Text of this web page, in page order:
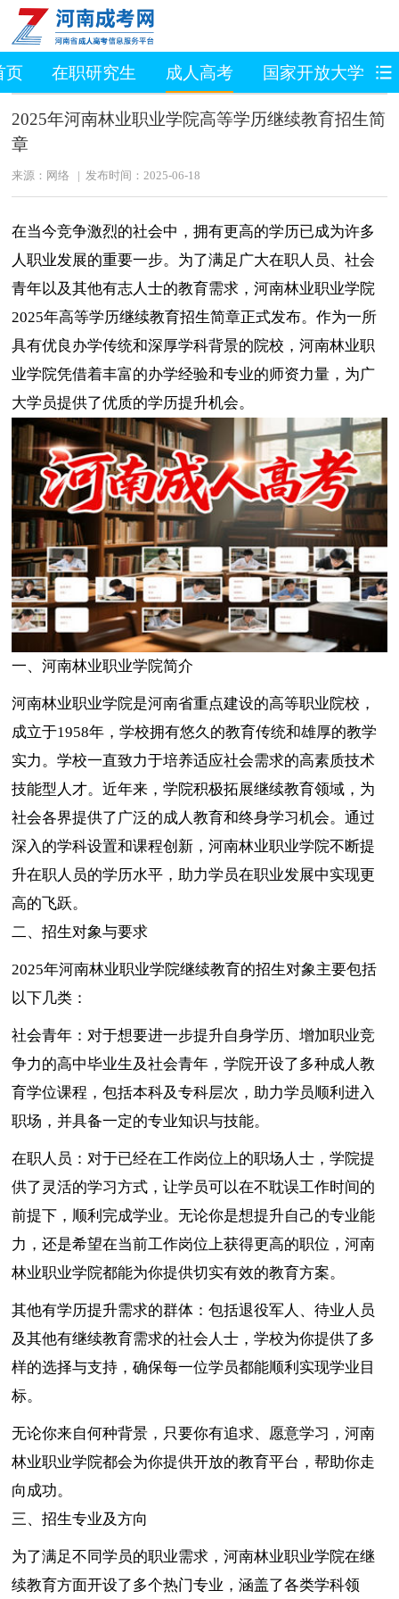
页 在职研究生 成人高考 国家开放大学
2025年河南林业职业学院高等学历继续教育招生简
章
来源：网络 | 发布时间：2025-06-18
在当今竞争激烈的社会中，拥有更高的学历已成为许多
人职业发展的重要一步。为了满足广大在职人员、社会
青年以及其他有志人士的教育需求，河南林业职业学院
2025年高等学历继续教育招生简章正式发布。作为一所
具有优良办学传统和深厚学科背景的院校，河南林业职
业学院凭借着丰富的办学经验和专业的师资力量，为广
大学员提供了优质的学历提升机会。
一、河南林业职业学院简介
河南林业职业学院是河南省重点建设的高等职业院校，
成立于1958年，学校拥有悠久的教育传统和雄厚的教学
实力。学校一直致力于培养适应社会需求的高素质技术
技能型人才。近年来，学院积极拓展继续教育领域，为
社会各界提供了广泛的成人教育和终身学习机会。通过
深入的学科设置和课程创新，河南林业职业学院不断提
升在职人员的学历水平，助力学员在职业发展中实现更
高的飞跃。
二、招生对象与要求
2025年河南林业职业学院继续教育的招生对象主要包括
以下几类：
社会青年：对于想要进一步提升自身学历、增加职业竞
争力的高中毕业生及社会青年，学院开设了多种成人教
育学位课程，包括本科及专科层次，助力学员顺利进入
职场，并具备一定的专业知识与技能。
在职人员：对于已经在工作岗位上的职场人士，学院提
供了灵活的学习方式，让学员可以在不耽误工作时间的
前提下，顺利完成学业。无论你是想提升自己的专业能
力，还是希望在当前工作岗位上获得更高的职位，河南
林业职业学院都能为你提供切实有效的教育方案。
其他有学历提升需求的群体：包括退役军人、待业人员
及其他有继续教育需求的社会人士，学校为你提供了多
样的选择与支持，确保每一位学员都能顺利实现学业目
标。
无论你来自何种背景，只要你有追求、愿意学习，河南
林业职业学院都会为你提供开放的教育平台，帮助你走
向成功。
三、招生专业及方向
为了满足不同学员的职业需求，河南林业职业学院在继
续教育方面开设了多个热门专业，涵盖了各类学科领